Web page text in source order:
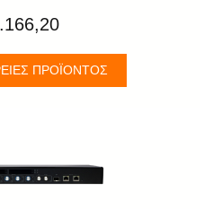
ΠΡΟΪΌΝΤΟΣ